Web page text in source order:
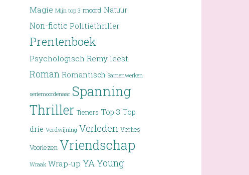
Magie Mijn top 3 moord Natuur
Non-fictie Politiethriller
Prentenboek
Psychologisch Remy leest
Roman Romantisch Samenwerken
seriemoordenaar Spanning
Thriller Tieners Top 3 Top
drie Verdwijning Verleden Verlies
Voorlezen Vriendschap
Wraak Wrap-up YAYoung